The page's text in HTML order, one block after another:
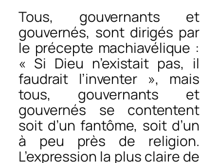
Tous, gouvernants et
gouvernés, sont dirigés par
le précepte machiavélique :
« Si Dieu n’existait pas, il
faudrait l’inventer », mais
tous, gouvernants et
gouvernés se contentent
soit d’un fantôme, soit d’un
à peu près de religion.
L’expression la plus claire de